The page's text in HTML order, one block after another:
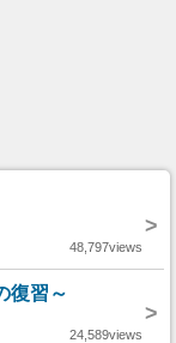
>
48,797views
復習～
>
24,589views